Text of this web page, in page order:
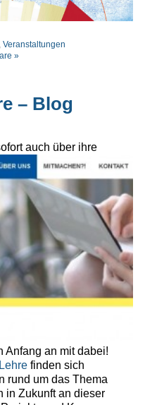
,Veranstaltungen
»
– Blog
auch über ihre
Anfang an mit dabei!
finden sich
rund um das Thema
in Zukunft an dieser